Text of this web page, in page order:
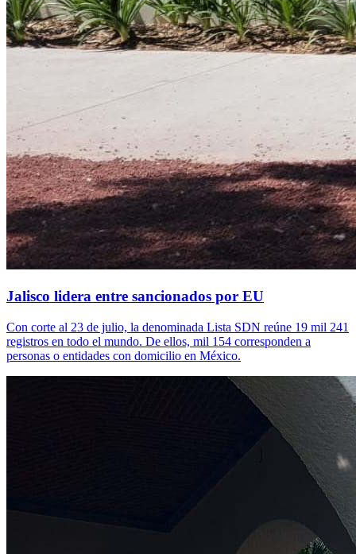
Jalisco lidera entre sancionados por EU
Con corte al 23 de julio, la denominada Lista SDN reúne 19 mil 241
registros en todo el mundo. De ellos, mil 154 corresponden a
personas o entidades con domicilio en México.